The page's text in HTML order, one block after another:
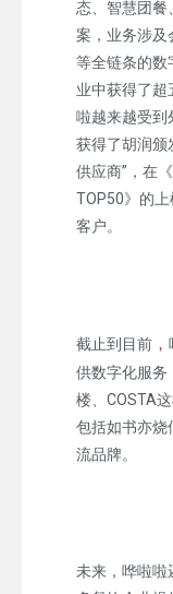
态、智慧团
案，业务涉及
等全链条的数
业中获得了超
啦越来越受到
获得了胡润颁
供应商”，在
TOP50》的
客户。
截止到目前 ，
供数字化服务
楼、COSTA
包括如书亦烧
流品牌。
未来，哗啦啦